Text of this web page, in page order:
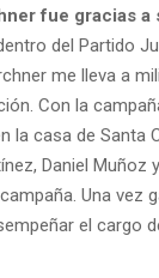
fue gracias a
del Partido
me lleva a
Con la
la casa de Santa
Daniel Muñoz
Una vez
el cargo